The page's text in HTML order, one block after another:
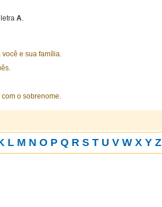
A.
e sua família.
o sobrenome.
L M N O P Q R S T U V W X Y Z